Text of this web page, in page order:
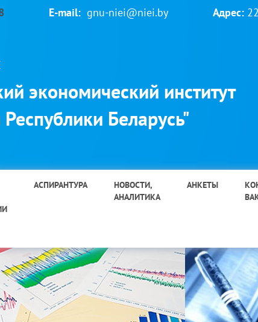
E-mail: gnu-niei@niei.by Адрес:
экономический институт
Беларусь"
АСПИРАНТУРА
НОВОСТИ,
АНАЛИТИКА
АНКЕТЫ